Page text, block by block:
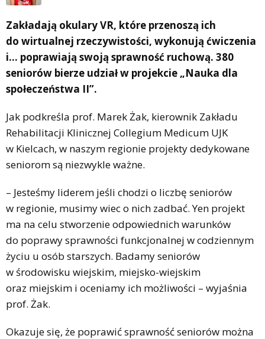
Zakładają okulary VR, które przenoszą ich
do wirtualnej rzeczywistości, wykonują ćwiczenia
i… poprawiają swoją sprawność ruchową. 380
seniorów bierze udział w projekcie „Nauka dla
społeczeństwa II”.
Jak podkreśla prof. Marek Żak, kierownik Zakładu
Rehabilitacji Klinicznej Collegium Medicum UJK
w Kielcach, w naszym regionie projekty dedykowane
seniorom są niezwykle ważne.
– Jesteśmy liderem jeśli chodzi o liczbę seniorów
w regionie, musimy wiec o nich zadbać. Yen projekt
ma na celu stworzenie odpowiednich warunków
do poprawy sprawności funkcjonalnej w codziennym
życiu u osób starszych. Badamy seniorów
w środowisku wiejskim, miejsko-wiejskim
oraz miejskim i oceniamy ich możliwości – wyjaśnia
prof. Żak.
Okazuje się, że poprawić sprawność seniorów można